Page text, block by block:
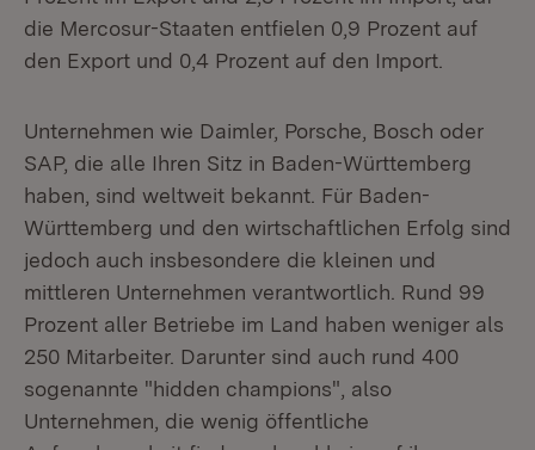
die Mercosur-Staaten entfielen 0,9 Prozent auf
den Export und 0,4 Prozent auf den Import.
Unternehmen wie Daimler, Porsche, Bosch oder
SAP, die alle Ihren Sitz in Baden-Württemberg
haben, sind weltweit bekannt. Für Baden-
Württemberg und den wirtschaftlichen Erfolg sind
jedoch auch insbesondere die kleinen und
mittleren Unternehmen verantwortlich. Rund 99
Prozent aller Betriebe im Land haben weniger als
250 Mitarbeiter. Darunter sind auch rund 400
sogenannte "hidden champions", also
Unternehmen, die wenig öffentliche